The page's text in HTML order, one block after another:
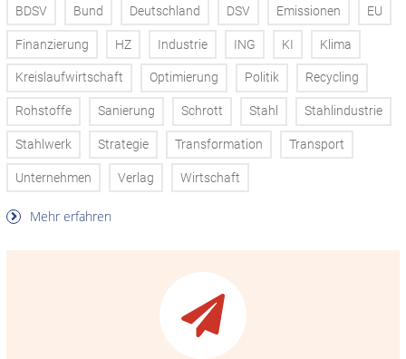
BDSV Bund Deutschland DSV Emissionen EU
Finanzierung HZ Industrie ING KI Klima
Kreislaufwirtschaft Optimierung Politik Recycling
Rohstoffe Sanierung Schrott Stahl Stahlindustrie
Stahlwerk Strategie Transformation Transport
Unternehmen Verlag Wirtschaft
Mehr erfahren